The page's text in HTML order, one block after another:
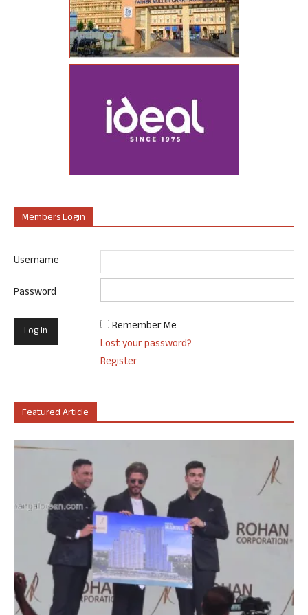
Members Login
Username
Password
Remember Me
Lost your password?
Register
Featured Article